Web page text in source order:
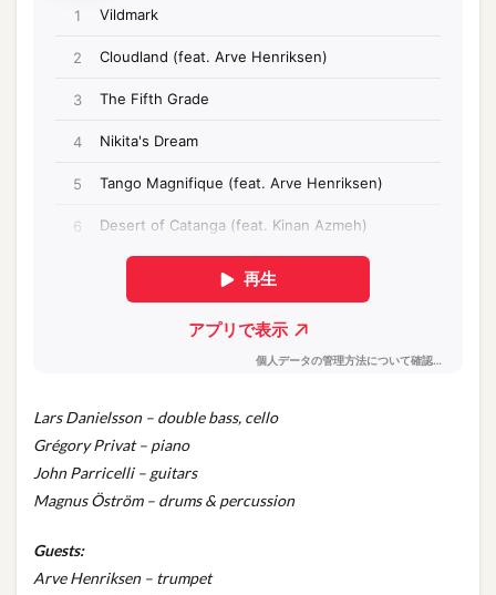
Lars Danielsson – double bass, cello
Grégory Privat – piano
John Parricelli – guitars
Magnus Öström – drums & percussion
Guests:
Arve Henriksen – trumpet